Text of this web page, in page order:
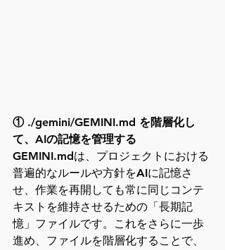
① ./gemini/GEMINI.md を階層化し
て、AIの記憶を管理する
GEMINI.mdは、プロジェクトにおける
普遍的なルールや方針をAIに記憶さ
せ、作業を再開しても常に同じコンテ
キストを維持させるための「長期記
憶」ファイルです。これをさらに一歩
進め、ファイルを階層化することで、